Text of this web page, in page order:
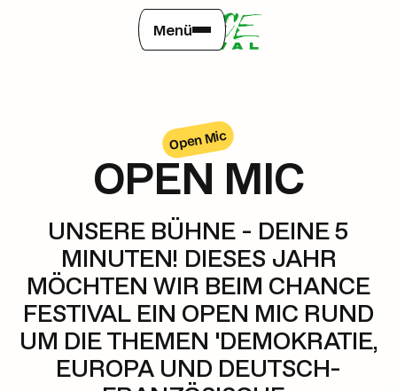
Menü
Open Mic
OPEN MIC
UNSERE BÜHNE - DEINE 5
MINUTEN! DIESES JAHR
MÖCHTEN WIR BEIM CHANCE
FESTIVAL EIN OPEN MIC RUND
UM DIE THEMEN 'DEMOKRATIE,
EUROPA UND DEUTSCH-